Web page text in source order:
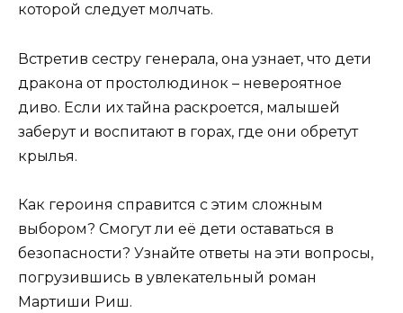
которой следует молчать.
Встретив сестру генерала, она узнает, что дети
дракона от простолюдинок – невероятное
диво. Если их тайна раскроется, малышей
заберут и воспитают в горах, где они обретут
крылья.
Как героиня справится с этим сложным
выбором? Смогут ли её дети оставаться в
безопасности? Узнайте ответы на эти вопросы,
погрузившись в увлекательный роман
Мартиши Риш.